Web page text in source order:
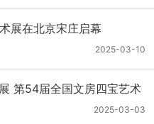
展在北京宋庄启幕
2025-03-10
第54届全国文房四宝艺术
开幕
2025-03-03